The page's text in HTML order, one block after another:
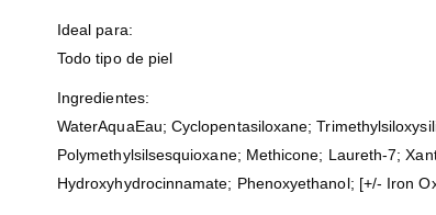
Ideal para:
Todo tipo de piel
Ingredientes:
WaterAquaEau; Cyclopentasiloxane;
Polymethylsilsesquioxane; Methicone; Laureth-7;
Hydroxyhydrocinnamate; Phenoxyethanol; [+/- Iron